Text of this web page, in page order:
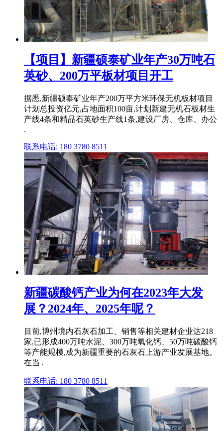
【项目】新疆硕泰矿业年产30万吨石
英砂、200万平板材项目开工
据悉,新疆硕泰矿业年产200万平方米环保无机板材项目
计划总投资亿元,占地面积100亩,计划新建无机石板材生
产线4条和精品石英砂生产线1条,建设厂房、仓库、办公
.
联系电话: 180 3780 8511
新疆碳酸钙产业为何在2023年大发
展？2024年、2025年呢？
目前,博州境内石灰石加工、销售等相关建材企业达218
家,已形成400万吨水泥、300万吨氧化钙、50万吨碳酸钙
等产能规模,成为新疆重要的石灰石上游产业发展基地。
在当 .
联系电话: 180 3780 8511